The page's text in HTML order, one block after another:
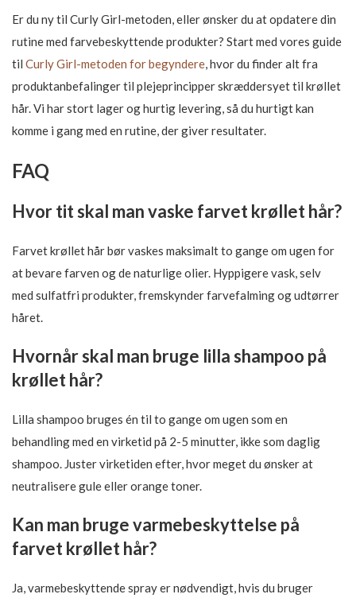
Er du ny til Curly Girl-metoden, eller ønsker du at opdatere din
rutine med farvebeskyttende produkter? Start med vores guide
til Curly Girl-metoden for begyndere, hvor du finder alt fra
produktanbefalinger til plejeprincipper skræddersyet til krøllet
hår. Vi har stort lager og hurtig levering, så du hurtigt kan
komme i gang med en rutine, der giver resultater.
FAQ
Hvor tit skal man vaske farvet krøllet hår?
Farvet krøllet hår bør vaskes maksimalt to gange om ugen for
at bevare farven og de naturlige olier. Hyppigere vask, selv
med sulfatfri produkter, fremskynder farvefalming og udtørrer
håret.
Hvornår skal man bruge lilla shampoo på
krøllet hår?
Lilla shampoo bruges én til to gange om ugen som en
behandling med en virketid på 2-5 minutter, ikke som daglig
shampoo. Juster virketiden efter, hvor meget du ønsker at
neutralisere gule eller orange toner.
Kan man bruge varmebeskyttelse på
farvet krøllet hår?
Ja, varmebeskyttende spray er nødvendigt, hvis du bruger